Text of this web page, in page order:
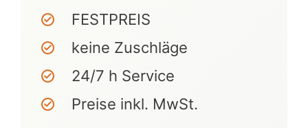
FESTPREIS
keine Zuschläge
24/7 h Service
Preise inkl. MwSt.